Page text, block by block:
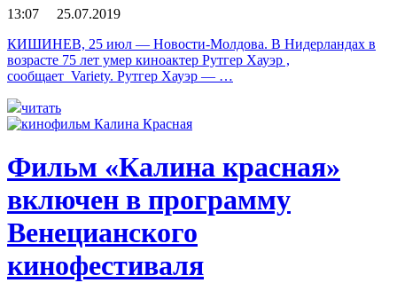
13:07 25.07.2019
КИШИНЕВ, 25 июл — Новости-Молдова. В Нидерландах в
возрасте 75 лет умер киноактер Рутгер Хауэр ,
сообщает Variety. Рутгер Хауэр — …
читать
Фильм «Калина красная»
включен в программу
Венецианского
кинофестиваля